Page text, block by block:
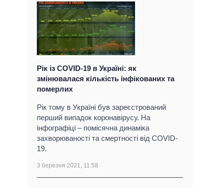
Рік із COVID-19 в Україні: як
змінювалася кількість інфікованих та
померлих
Рік тому в Україні був зареєстрований
перший випадок коронавірусу. На
інфографіці – помісячна динаміка
захворюваності та смертності від COVID-
19.
3 березня 2021, 11:58